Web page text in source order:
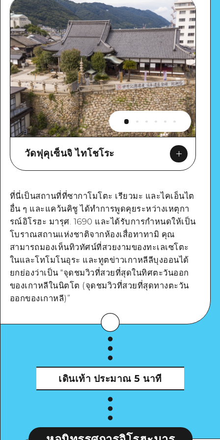
วัดฟุคุเซ็นจิ ไทโชโระ
Google Maps
ดูรายละเอียด
ที่นี่เป็นสถานที่ที่ซากาโมโตะ เรียวมะ และไคเอ็นไต
อื่น ๆ และแคว้นคิชู ได้ทำการพูดคุยระหว่างเหตุกา
รณ์อิโรฮะ มารุศ. 1690 และได้รับการกำหนดให้เป็น
โบราณสถานแห่งชาติจากห้องเสื่อทาทามิ คุณ
สามารถมองเห็นทิวทัศน์ที่สวยงามของทะเลเซโตะ
ในและโทโมโนอุระ และทูตข่าวเกาหลีลีบุงออนได้
ยกย่องว่าเป็น “จุดชมวิวที่สวยที่สุดในทิศตะวันออก
ของเกาหลีในนิตโต (จุดชมวิวที่สวยที่สุดทางตะวัน
ออกของเกาหลี)”
เดินเท้า ประมาณ 5 นาที